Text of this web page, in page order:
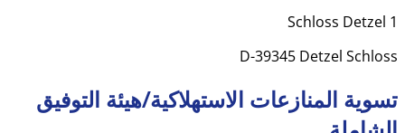
Schloss Detzel 1
D-39345 Detzel Schloss
تسوية المنازعات الاستهلاكية/هيئة التوفيق